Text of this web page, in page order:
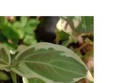
auf.
Die
Optionen
können
auf